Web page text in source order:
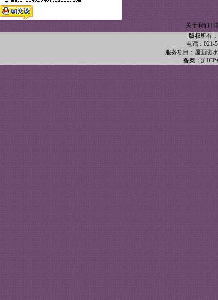
关于我们
版权所有
电话：021-
服务项目：屋面防
备案：沪ICP